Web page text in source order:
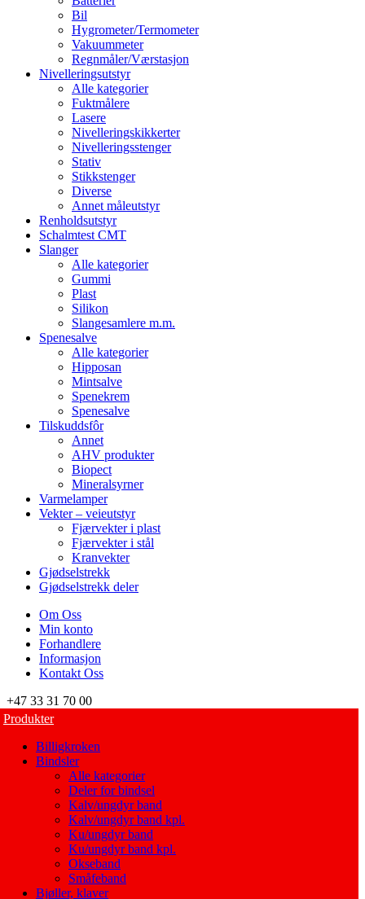
Bil
Hygrometer/Termometer
Vakuummeter
Regnmåler/Værstasjon
Nivelleringsutstyr
Alle kategorier
Fuktmålere
Lasere
Nivelleringskikkerter
Nivelleringsstenger
Stativ
Stikkstenger
Diverse
Annet måleutstyr
Renholdsutstyr
Schalmtest CMT
Slanger
Alle kategorier
Gummi
Plast
Silikon
Slangesamlere m.m.
Spenesalve
Alle kategorier
Hipposan
Mintsalve
Spenekrem
Spenesalve
Tilskuddsfôr
Annet
AHV produkter
Biopect
Mineralsyrner
Varmelamper
Vekter – veieutstyr
Fjærvekter i plast
Fjærvekter i stål
Kranvekter
Gjødselstrekk
Gjødselstrekk deler
Om Oss
Min konto
Forhandlere
Informasjon
Kontakt Oss
+47 33 31 70 00
Produkter
Billigkroken
Bindsler
Alle kategorier
Deler for bindsel
Kalv/ungdyr band
Kalv/ungdyr band kpl.
Ku/ungdyr band
Ku/ungdyr band kpl.
Okseband
Småfeband
Bjøller, klaver